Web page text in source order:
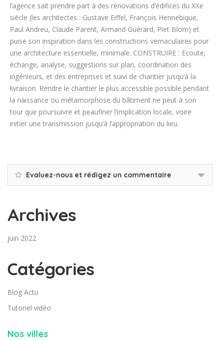
l’agence sait prendre part à des rénovations d’édifices du XXe
siècle (les architectes : Gustave Eiffel, François Hennebique,
Paul Andreu, Claude Parent, Armand Guérard, Piet Blom) et
puise son inspiration dans les constructions vernaculaires pour
une architecture essentielle, minimale. CONSTRUIRE : Ecoute,
échange, analyse, suggestions sur plan, coordination des
ingénieurs, et des entreprises et suivi de chantier jusqu‘à la
livraison. Rendre le chantier le plus accessible possible pendant
la naissance ou métamorphose du bâtiment ne peut à son
tour que poursuivre et peaufiner l’implication locale, voire
initier une transmission jusqu’à l’appropriation du lieu.
Evaluez-nous et rédigez un commentaire
Archives
juin 2022
Catégories
Blog Actu
Tutoriel vidéo
Nos villes